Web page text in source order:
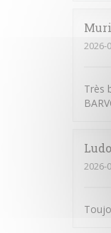
2026-
Très
2026-